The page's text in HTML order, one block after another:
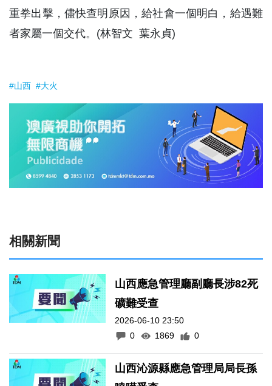
重拳出擊，儘快查明原因，給社會一個明白，給遇難
者家屬一個交代。(林智文 葉永貞)
#山西 #大火
相關新聞
山西應急管理廳副廳長涉82死
礦難受查
2026-06-10 23:50
0
1869 0
山西沁源縣應急管理局局長孫